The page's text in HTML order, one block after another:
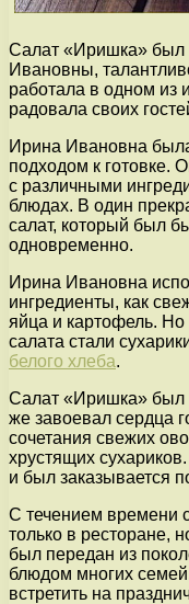
Салат «Иришка» был
Ивановны,
работала в одном из
радовала своих
Ирина Ивановна
подходом к готовке.
с различными
блюдах. В один
салат, который был
одновременно.
Ирина Ивановна
ингредиенты, как
яйца и картофель. Но
салата стали
белого хлеба.
Салат «Иришка» был
же завоевал сердца
сочетания свежих
хрустящих
и был заказывается
С течением времени
только в ресторане,
был передан из
блюдом многих
встретить на